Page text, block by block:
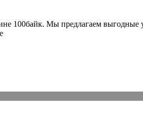
100байк. Мы предлагаем выгодные